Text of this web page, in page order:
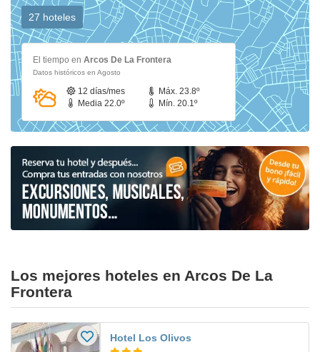
27 hoteles
El tiempo en Arcos De La Frontera
Datos históricos en Agosto
12 días/mes
Máx. 23.8º
Media 22.0º
Mín. 20.1º
Los mejores hoteles en Arcos De La
Frontera
Hotel Los Olivos